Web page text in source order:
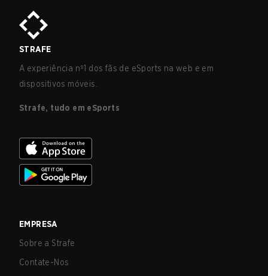
STRAFE
A experiência nº1 dos fãs de eSports na web e em
dispositivos móveis.
Strafe, tudo em eSports
EMPRESA
Sobre a Strafe
Contate-Nos